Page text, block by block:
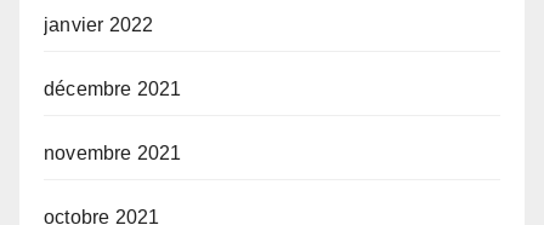
janvier 2022
décembre 2021
novembre 2021
octobre 2021